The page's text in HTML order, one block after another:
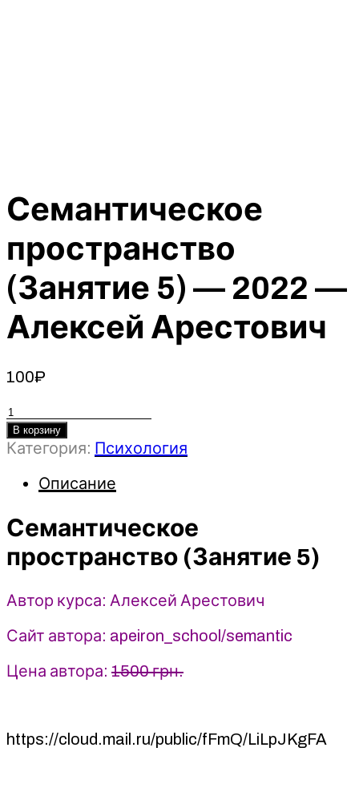
Семантическое
пространство
(Занятие 5) — 2022 —
Алексей Арестович
100₽
Количество
товара
Семантическое
(Занятие
-
2022
Арестович
В корзину
Категория: Психология
Описание
Семантическое
пространство (Занятие 5)
Автор курса: Алексей Арестович
Сайт автора: apeiron_school/semantic
Цена автора: 1500 грн.
https://cloud.mail.ru/public/fFmQ/LiLpJKgFA